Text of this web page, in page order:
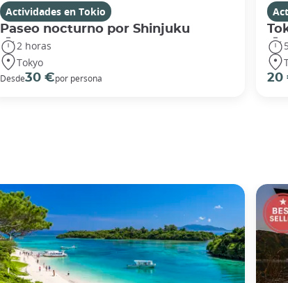
Actividades en Tokio
Paseo nocturno por Shinjuku
2 horas
Tokyo
Desde30 €por persona
20